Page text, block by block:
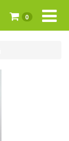
Toggle
0